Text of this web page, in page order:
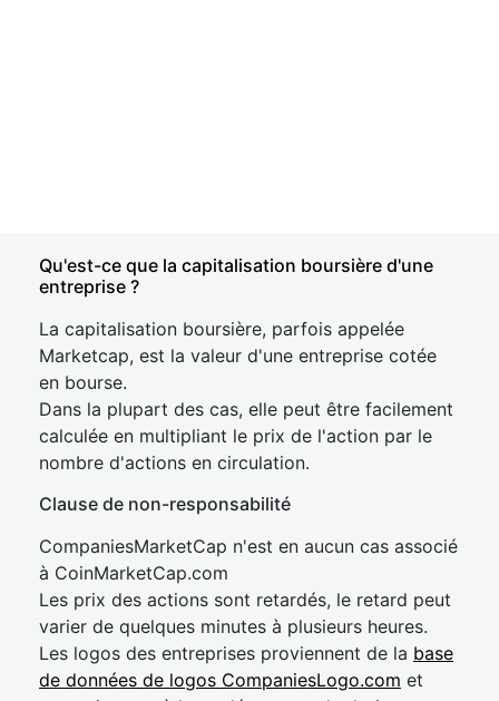
Qu'est-ce que la capitalisation boursière d'une
entreprise ?
La capitalisation boursière, parfois appelée
Marketcap, est la valeur d'une entreprise cotée
en bourse.
Dans la plupart des cas, elle peut être facilement
calculée en multipliant le prix de l'action par le
nombre d'actions en circulation.
Clause de non-responsabilité
CompaniesMarketCap n'est en aucun cas associé
à CoinMarketCap.com
Les prix des actions sont retardés, le retard peut
varier de quelques minutes à plusieurs heures.
Les logos des entreprises proviennent de la base
de données de logos CompaniesLogo.com et